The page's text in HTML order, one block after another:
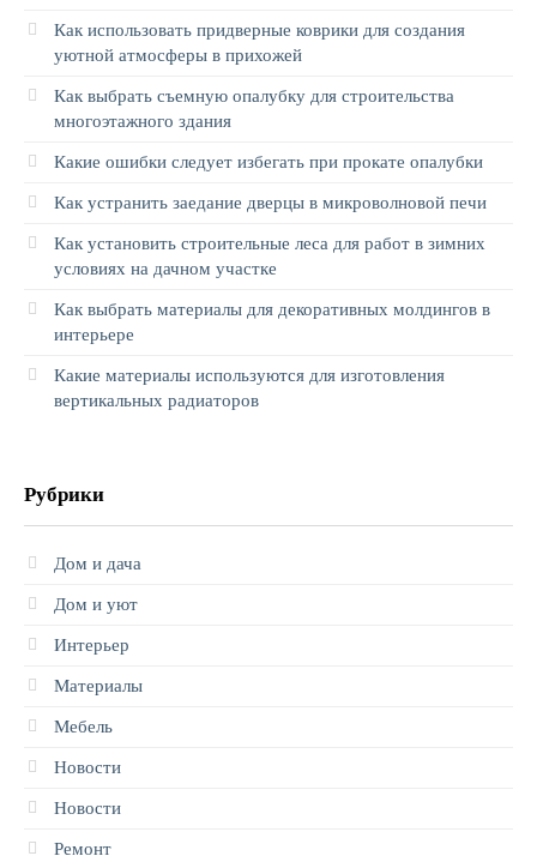
Как использовать придверные коврики для создания
уютной атмосферы в прихожей
Как выбрать съемную опалубку для строительства
многоэтажного здания
Какие ошибки следует избегать при прокате опалубки
Как устранить заедание дверцы в микроволновой печи
Как установить строительные леса для работ в зимних
условиях на дачном участке
Как выбрать материалы для декоративных молдингов в
интерьере
Какие материалы используются для изготовления
вертикальных радиаторов
Рубрики
Дом и дача
Дом и уют
Интерьер
Материалы
Мебель
Новости
Новости
Ремонт